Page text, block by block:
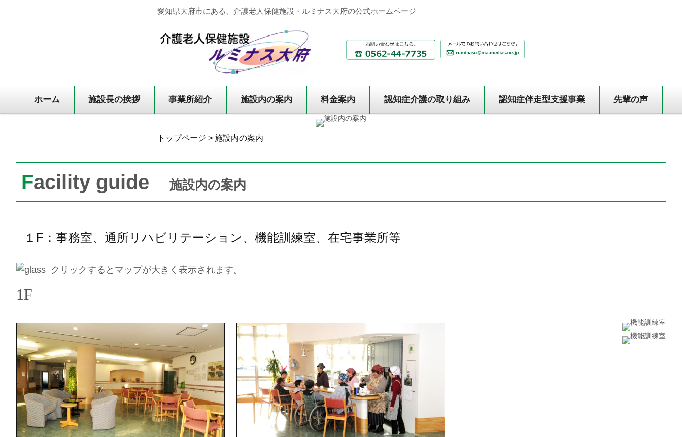
愛知県大府市にある、介護老人保健施設・ルミナス大府の公式ホームページ
ホーム 施設長の挨拶 事業所紹介 施設内の案内 料金案内 認知症介護の取り組み 認知症伴走型支援事業 先輩の声
トップページ > 施設内の案内
Facility guide 施設内の案内
１F：事務室、通所リハビリテーション、機能訓練室、在宅事業所等
クリックするとマップが大きく表示されます。
1F